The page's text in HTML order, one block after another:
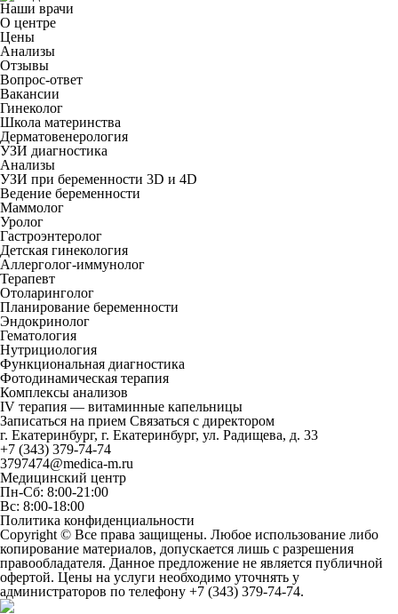
Наши врачи
О центре
Цены
Анализы
Отзывы
Вопрос-ответ
Вакансии
Гинеколог
Школа материнства
Дерматовенерология
УЗИ диагностика
Анализы
УЗИ при беременности 3D и 4D
Ведение беременности
Маммолог
Уролог
Гастроэнтеролог
Детская гинекология
Аллерголог-иммунолог
Терапевт
Отоларинголог
Планирование беременности
Эндокринолог
Гематология
Нутрициология
Функциональная диагностика
Фотодинамическая терапия
Комплексы анализов
IV терапия — витаминные капельницы
Записаться на прием Связаться с директором
г. Екатеринбург, г. Екатеринбург, ул. Радищева, д. 33
+7 (343) 379-74-74
3797474@medica-m.ru
Медицинский центр
Пн-Сб: 8:00-21:00
Вс: 8:00-18:00
Политика конфиденциальности
Copyright © Все права защищены. Любое использование либо
копирование материалов, допускается лишь с разрешения
правообладателя. Данное предложение не является публичной
офертой. Цены на услуги необходимо уточнять у
администраторов по телефону +7 (343) 379-74-74.